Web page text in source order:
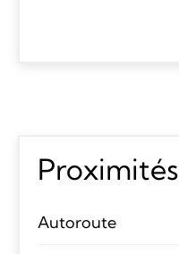
Proximités
Autoroute